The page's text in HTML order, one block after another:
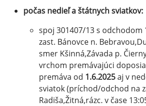
počas nedieľ a štátnych sviatkov:
spoj 301407/13 s odchodom
zast. Bánovce n.
smer Kšinná,Závada p.
vrchom premávajúci
premáva od 1.6.2025aj v
sviatok (príchod/odchod na
Radiša,Žitná,rázc. v čase